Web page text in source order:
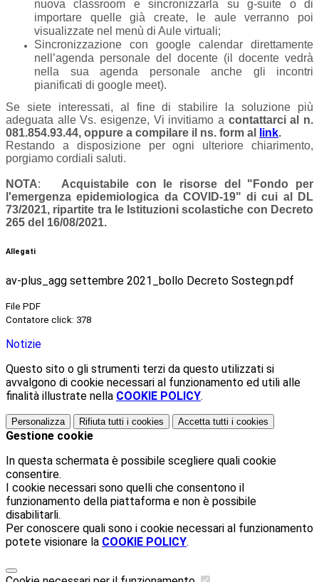
nuova classroom e sincronizzarla su g-suite o di
importare quelle già create, le aule verranno poi
visualizzate nel menù di Aule virtuali;
Sincronizzazione con google calendar direttamente
nell’agenda personale del docente (il docente vedrà
nella sua agenda personale anche gli incontri
pianificati di google meet).
Se siete interessati, al fine di stabilire la soluzione più
adeguata alle Vs. esigenze, Vi invitiamo a contattarci al n.
081.854.93.44, oppure a compilare il ns. form al
link.
Restando a disposizione per ogni ulteriore chiarimento,
porgiamo cordiali saluti.
NOTA:
Acquistabile con le risorse del "Fondo per
l'emergenza epidemiologica da COVID-19" di cui al DL
73/2021, ripartite tra le Istituzioni scolastiche con Decreto
265 del 16/08/2021.
Allegati
av-plus_agg settembre 2021_bollo Decreto Sostegn.pdf
File PDF
Contatore click: 378
Notizie
Questo sito o gli strumenti terzi da questo utilizzati si
avvalgono di cookie necessari al funzionamento ed utili alle
finalità illustrate nella COOKIE POLICY.
Personalizza Rifiuta tutti i cookies Accetta tutti i cookies
Gestione cookie
In questa schermata è possibile scegliere quali cookie
consentire.
I cookie necessari sono quelli che consentono il
funzionamento della piattaforma e non è possibile
disabilitarli.
Per conoscere quali sono i cookie necessari al funzionamento
potete visionare la COOKIE POLICY.